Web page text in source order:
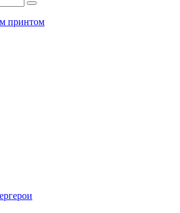
принтом